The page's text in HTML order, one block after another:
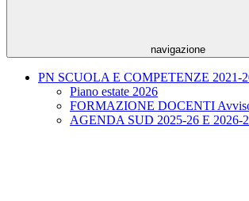
navigazione
PN SCUOLA E COMPETENZE 2021-
Piano estate 2026
FORMAZIONE DOCENTI
AGENDA SUD 2025-26 E 2026-